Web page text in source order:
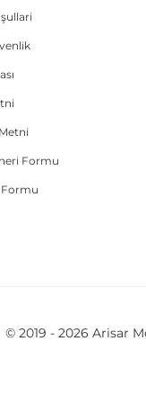
Formu
Formu
© 2019 - 2026 Arisar